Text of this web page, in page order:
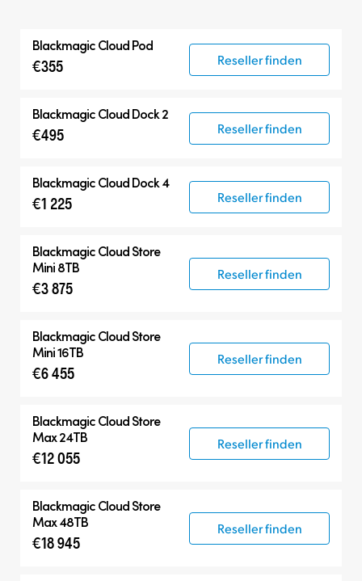
Blackmagic Cloud Store
Blackmagic Cloud Pod
€355 Reseller finden
Blackmagic Cloud Dock 2
€495 Reseller finden
Blackmagic Cloud Dock 4
€1 225 Reseller finden
Blackmagic Cloud Store
Mini 8TB
€3 875
Reseller finden
Blackmagic Cloud Store
Mini 16TB
€6 455
Reseller finden
Blackmagic Cloud Store
Max 24TB
€12 055
Reseller finden
Blackmagic Cloud Store
Max 48TB
€18 945
Reseller finden